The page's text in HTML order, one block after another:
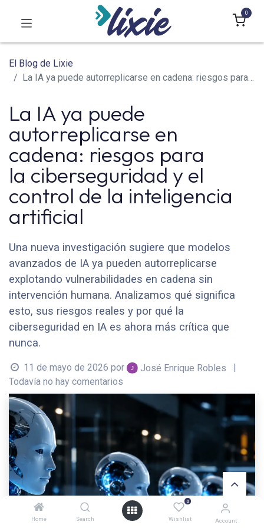
Home Search
0
Wishlist Account
0
El Blog de Lixie
La IA ya puede autorreplicarse en cadena: riesgos para la ciberseguridad y el control de la inteligencia artificial
La IA ya puede
autorreplicarse en
cadena: riesgos para
la ciberseguridad y el
control de la inteligencia
artificial
Una nueva investigación sugiere que modelos
avanzados de IA ya pueden autorreplicarse
explotando vulnerabilidades en cadena sin
intervención humana. Analizamos qué significa
esto, sus riesgos reales y por qué la
ciberseguridad en IA es ahora más crítica que
nunca.
11 de mayo de 2026 por José Enrique Robles
|
Todavía no hay comentarios